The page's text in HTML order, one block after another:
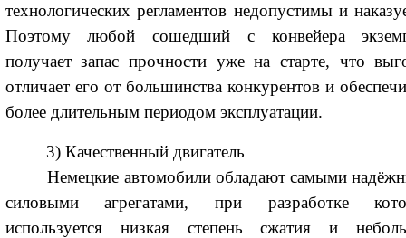
технологических регламентов недопустимы и
Поэтому любой сошедший с конвейера
получает запас прочности уже на старте, что
отличает его от большинства конкурентов и
более длительным периодом эксплуатации.
3) Качественный двигатель
Немецкие автомобили обладают самыми
силовыми агрегатами, при разработке
используется низкая степень сжатия и